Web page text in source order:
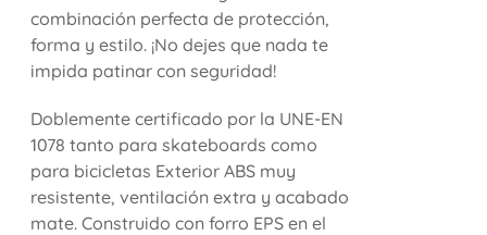
combinación perfecta de protección,
forma y estilo. ¡No dejes que nada te
impida patinar con seguridad!
Doblemente certificado por la UNE-EN
1078 tanto para skateboards como
para bicicletas Exterior ABS muy
resistente, ventilación extra y acabado
mate. Construido con forro EPS en el